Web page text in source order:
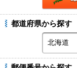
都道府県から探す